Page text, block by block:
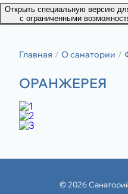
Открыть специальную версию
с ограниченными
Главная О санатории
ОРАНЖЕРЕЯ
© 2026